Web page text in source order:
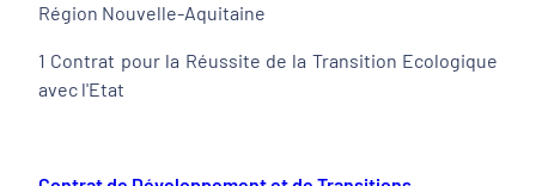
Région Nouvelle-Aquitaine
1 Contrat pour la Réussite de la Transition Ecologique
avec l'Etat